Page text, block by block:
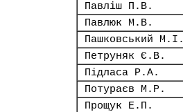
Павліш П.В.
Павлюк М.В.
Пашковський М.І.
Петруняк Є.В.
Підласа Р.А.
Потураєв М.Р.
Прощук Е.П.